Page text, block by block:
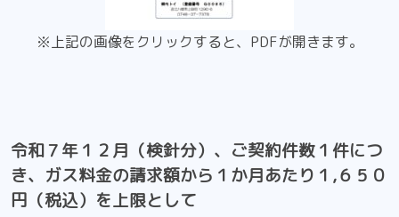
※上記の画像をクリックすると、PDFが開きます。
令和７年１２月（検針分）、ご契約件数１件につ
き、ガス料金の請求額から１か月あたり１,６５０
円（税込）を上限として